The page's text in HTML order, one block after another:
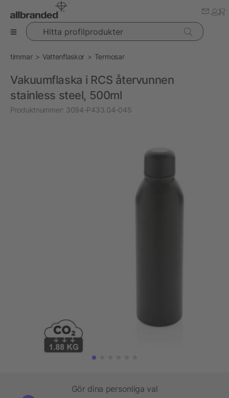
Hitta profilprodukter
timmar Vattenflaskor Termosar
Vakuumflaska i RCS återvunnen
stainless steel, 500ml
Produktnummer: 3094-P433.04-045
Gör dina personliga val